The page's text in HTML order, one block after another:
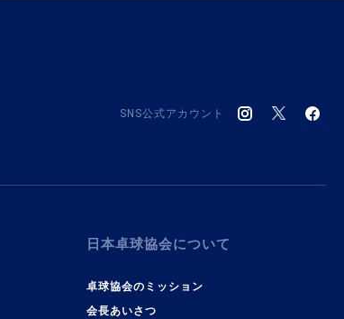
SNS公式アカウント
日本卓球協会について
卓球協会のミッション
会長あいさつ